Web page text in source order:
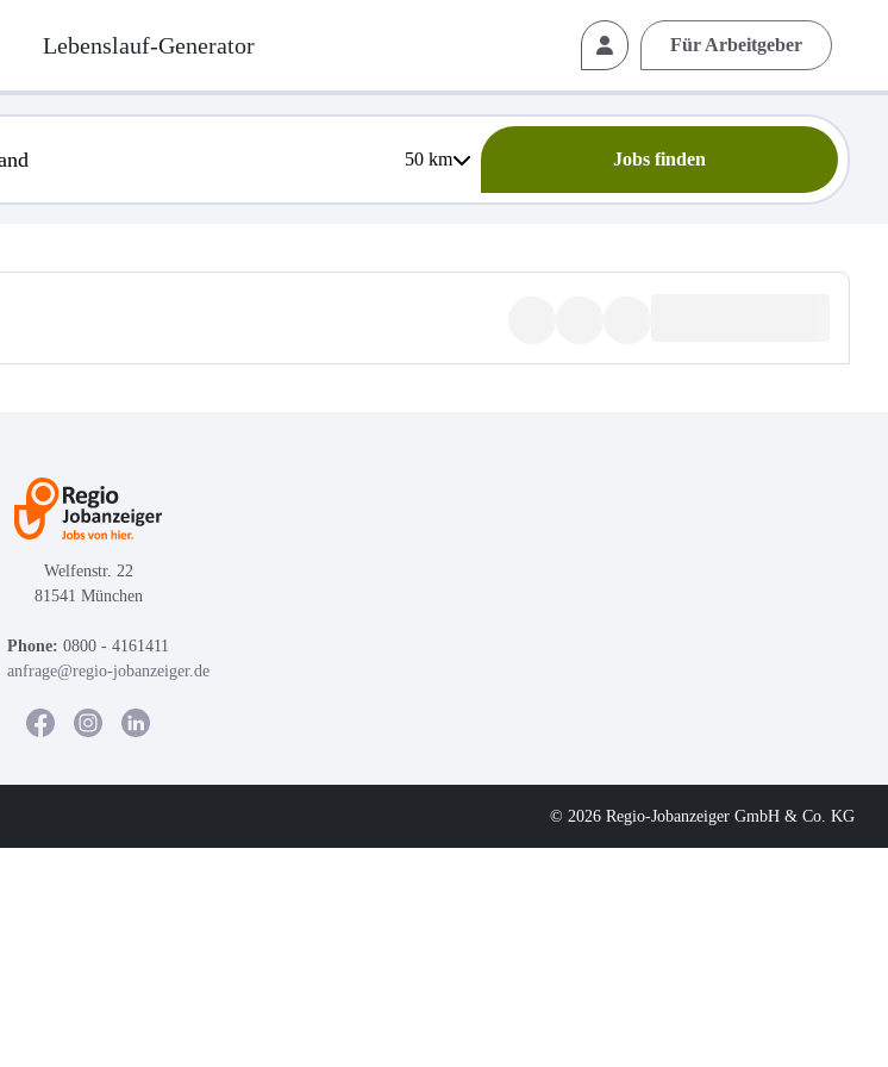
Lebenslauf-Generator Für Arbeitgeber
50km Jobs finden
Welfenstr. 22
81541 München
Phone: 0800 - 4161411
anfrage@regio-jobanzeiger.de
© 2026 Regio-Jobanzeiger GmbH & Co. KG